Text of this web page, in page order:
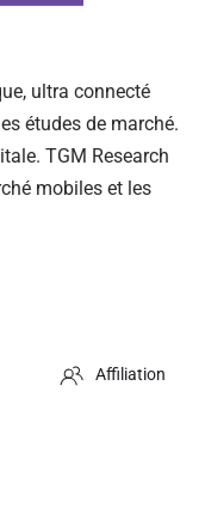
ultra connecté
études de marché.
TGM Research
mobiles et les
Affiliation